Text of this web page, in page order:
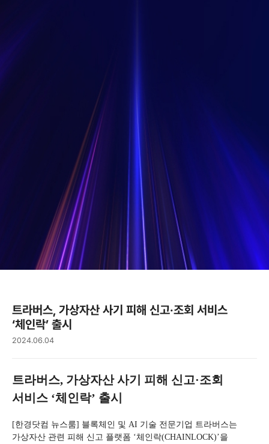
트라버스, 가상자산 사기 피해 신고·조회 서비스
‘체인락’ 출시
2024.06.04
트라버스, 가상자산 사기 피해 신고·조회
서비스 ‘체인락’ 출시
[한경닷컴 뉴스룸] 블록체인 및 AI 기술 전문기업 트라버스는
가상자산 관련 피해 신고 플랫폼 ‘체인락(CHAINLOCK)’을